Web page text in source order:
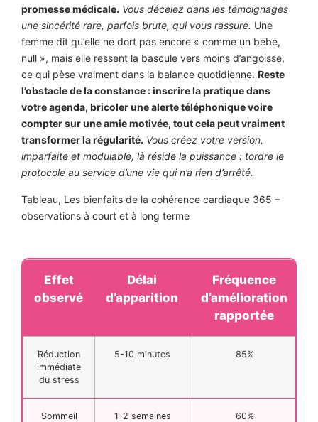
promesse médicale. Vous décelez dans les témoignages
une sincérité rare, parfois brute, qui vous rassure. Une
femme dit qu’elle ne dort pas encore « comme un bébé,
null », mais elle ressent la bascule vers moins d’angoisse,
ce qui pèse vraiment dans la balance quotidienne. Reste
l’obstacle de la constance : inscrire la pratique dans
votre agenda, bricoler une alerte téléphonique voire
compter sur une amie motivée, tout cela peut vraiment
transformer la régularité. Vous créez votre version,
imparfaite et modulable, là réside la puissance : tordre le
protocole au service d’une vie qui n’a rien d’arrêté.
Tableau, Les bienfaits de la cohérence cardiaque 365 –
observations à court et à long terme
Effet
observé
Délai
d’apparition
Fréquence
d’amélioration
rapportée
Réduction
immédiate
du stress
5-10 minutes 85%
Sommeil
1-2 semaines 60%